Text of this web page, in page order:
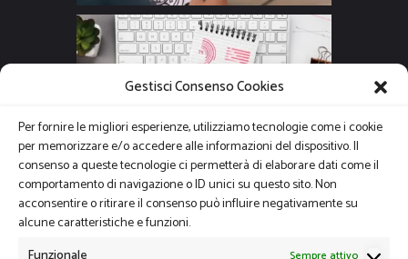
Gestisci Consenso Cookies
Per fornire le migliori esperienze, utilizziamo tecnologie come i cookie
per memorizzare e/o accedere alle informazioni del dispositivo. Il
consenso a queste tecnologie ci permetterà di elaborare dati come il
comportamento di navigazione o ID unici su questo sito. Non
acconsentire o ritirare il consenso può influire negativamente su
alcune caratteristiche e funzioni.